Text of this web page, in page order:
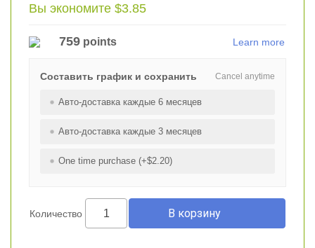
Вы экономите $3.85
759 points Learn more
Cancel anytime
Составить график и сохранить
Авто-доставка каждые 6 месяцев
Авто-доставка каждые 3 месяцев
One time purchase (+$2.20)
Количество